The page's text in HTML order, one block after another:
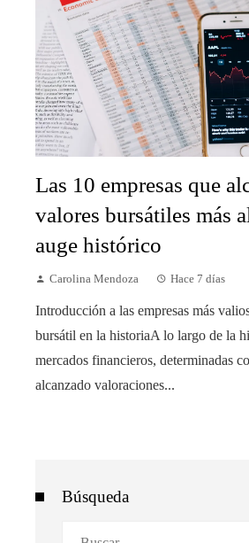
Las 10 empresas que
valores bursátiles más
auge histórico
Carolina Mendoza Hace 7 días
Introducción a las empresas más
bursátil en la historiaA lo largo de la
mercados financieros, determinadas
alcanzado valoraciones...
Búsqueda